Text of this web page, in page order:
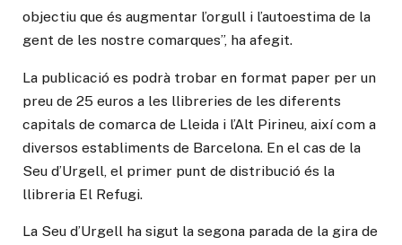
objectiu que és augmentar l’orgull i l’autoestima de la
gent de les nostre comarques”, ha afegit.
La publicació es podrà trobar en format paper per un
preu de 25 euros a les llibreries de les diferents
capitals de comarca de Lleida i l’Alt Pirineu, així com a
diversos establiments de Barcelona. En el cas de la
Seu d’Urgell, el primer punt de distribució és la
llibreria El Refugi.
La Seu d’Urgell ha sigut la segona parada de la gira de